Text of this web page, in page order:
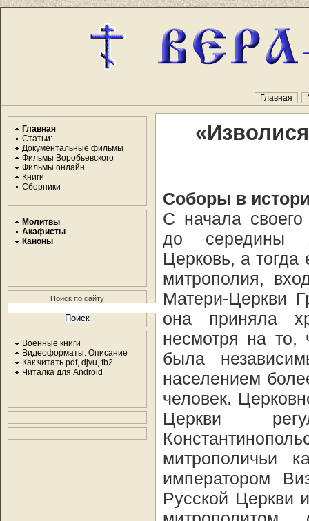
Главная
Главная
Статьи:
Документальные фильмы
Фильмы Воробьевского
Фильмы онлайн
Книги
Сборники
Молитвы
Акафисты
Каноны
Поиск по сайту
Военные книги
Видеоформаты. Описание
Как читать pdf, djvu, fb2
Читалка для Android
Соборы в
С начала
до середины
Церковь, а
митрополия,
Матери-Церкви
она приняла
несмотря на то,
была
населением
человек.
Церкви
митрополичьи
императором
Русской Церкви